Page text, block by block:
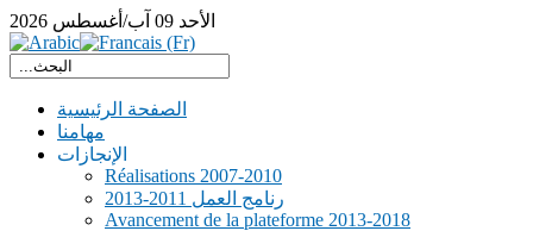
الأحد 09 آب/أغسطس 2026
الصفحة الرئيسية
مهامنا
الإنجازات
Réalisations 2007-2010
رنامج العمل 2011-2013
Avancement de la plateforme 2013-2018